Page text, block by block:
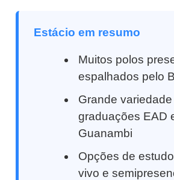
Estácio em resumo
Muitos polos
espalhados pelo
Grande
graduações EAD
Guanambi
Opções de
vivo e